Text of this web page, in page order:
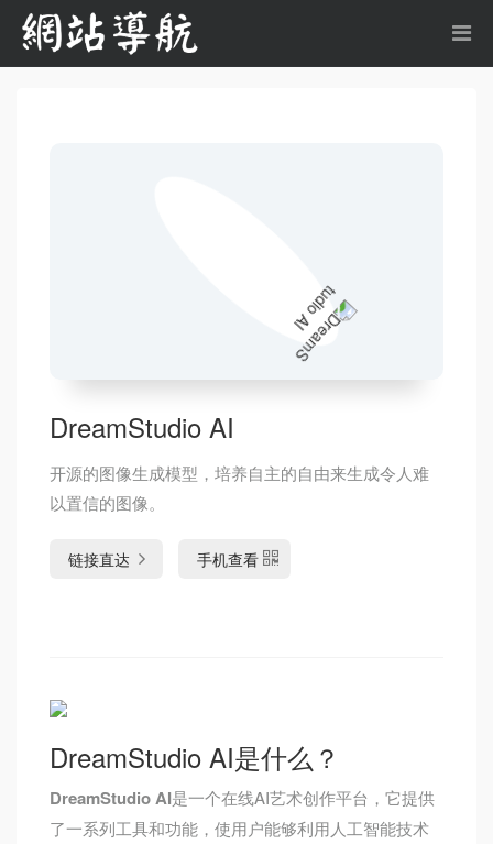
DreamStudio AI
开源的图像生成模型，培养自主的自由来生成令人难
以置信的图像。
链接直达 手机查看
DreamStudio AI是什么？
DreamStudio AI是一个在线AI艺术创作平台，它提供
了一系列工具和功能，使用户能够利用人工智能技术